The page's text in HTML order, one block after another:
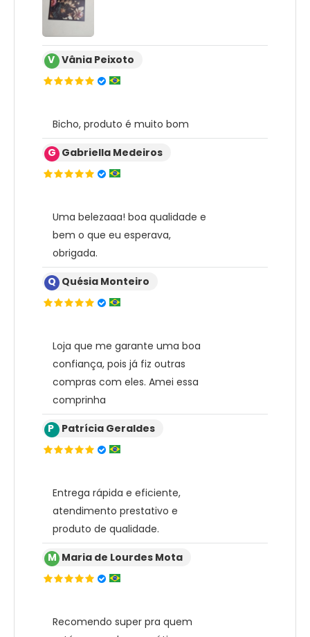
V Vânia Peixoto
Bicho, produto é muito bom
G Gabriella Medeiros
Uma belezaaa! boa qualidade e
bem o que eu esperava,
obrigada.
Q Quésia Monteiro
Loja que me garante uma boa
confiança, pois já fiz outras
compras com eles. Amei essa
comprinha
P Patrícia Geraldes
Entrega rápida e eficiente,
atendimento prestativo e
produto de qualidade.
M Maria de Lourdes Mota
Recomendo super pra quem